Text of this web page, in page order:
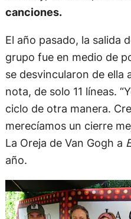
canciones.
El año pasado, la salida
grupo fue en medio de
se desvincularon de ella
nota, de solo 11 líneas.
ciclo de otra manera.
merecíamos un cierre
La Oreja de Van Gogh a
año.